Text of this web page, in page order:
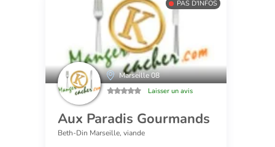
PAS D'INFOS
Marseille 08
Laisser un avis
Aux Paradis Gourmands
Beth-Din Marseille, viande